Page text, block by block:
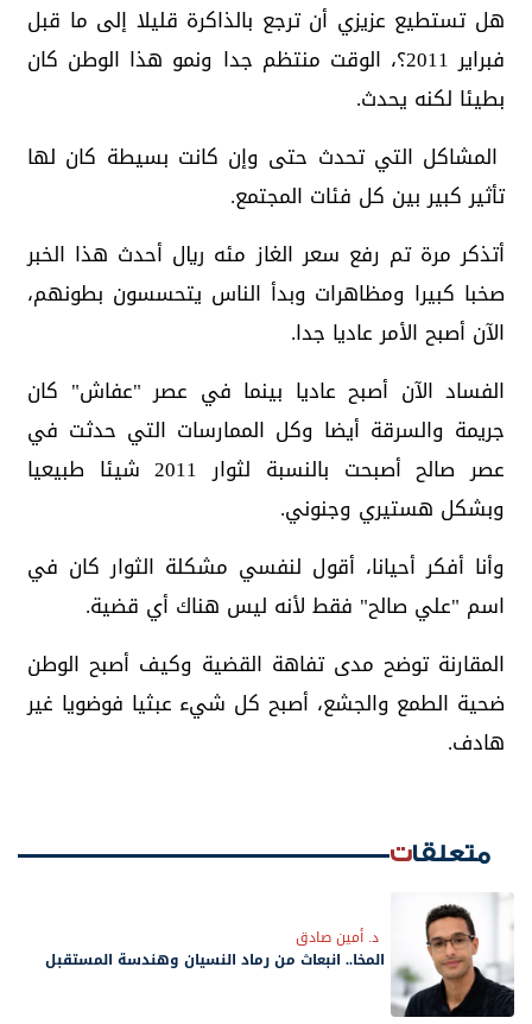
هل تستطيع عزيزي أن ترجع بالذاكرة قليلا إلى ما قبل
فبراير 2011؟، الوقت منتظم جدا ونمو هذا الوطن كان
بطيئا لكنه يحدث.
المشاكل التي تحدث حتى وإن كانت بسيطة كان لها
تأثير كبير بين كل فئات المجتمع.
أتذكر مرة تم رفع سعر الغاز مئه ريال أحدث هذا الخبر
صخبا كبيرا ومظاهرات وبدأ الناس يتحسسون بطونهم،
الآن أصبح الأمر عاديا جدا.
الفساد الآن أصبح عاديا بينما في عصر "عفاش" كان
جريمة والسرقة أيضا وكل الممارسات التي حدثت في
عصر صالح أصبحت بالنسبة لثوار 2011 شيئا طبيعيا
وبشكل هستيري وجنوني.
وأنا أفكر أحيانا، أقول لنفسي مشكلة الثوار كان في
اسم "علي صالح" فقط لأنه ليس هناك أي قضية.
المقارنة توضح مدى تفاهة القضية وكيف أصبح الوطن
ضحية الطمع والجشع، أصبح كل شيء عبثيا فوضويا غير
هادف.
متعلقات
د. أمين صادق
المخا.. انبعاث من رماد النسيان وهندسة المستقبل